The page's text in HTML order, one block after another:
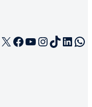
X Facebook
YouTube
TikTok